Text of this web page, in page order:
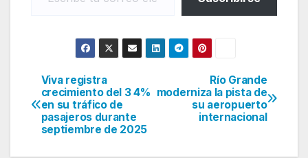
Navegación
de
entradas
Río Grande
moderniza la pista de
su aeropuerto
internacional
Viva registra
crecimiento del 3 4%
en su tráfico de
pasajeros durante
septiembre de 2025